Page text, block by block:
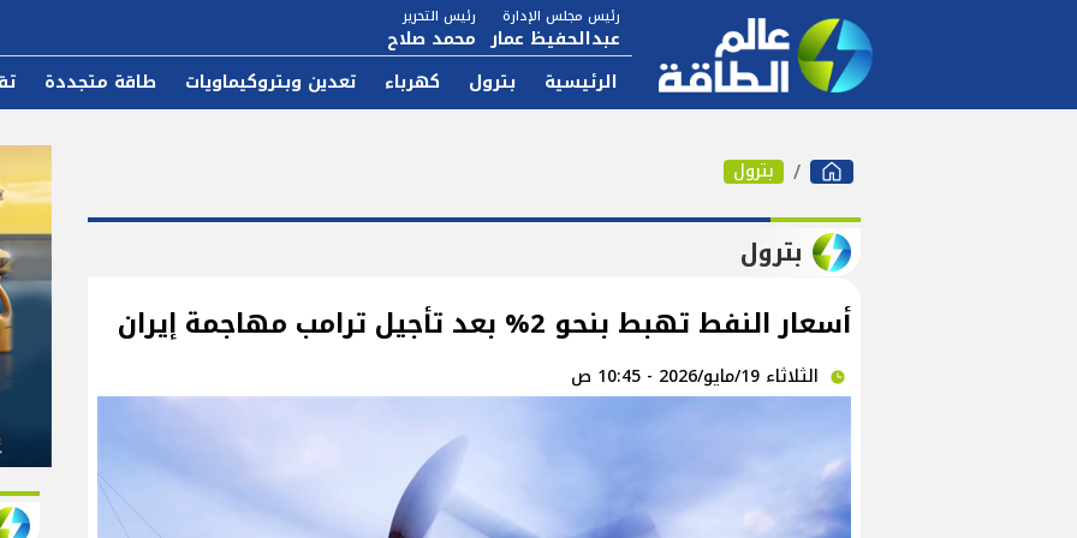
رئيس مجلس الإدارة
عبدالحفيظ عمار
رئيس التحرير
محمد صلاح
الرئيسية بترول كهرباء تعدين وبتروكيماويات طاقة متجددة
بترول
بترول
أسعار النفط تهبط بنحو 2% بعد تأجيل ترامب مهاجمة إيران
الثلاثاء 19/مايو/2026 - 10:45 ص